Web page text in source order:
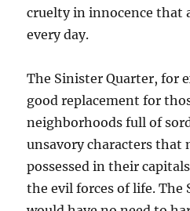
cruelty in innocence that
every day.
The Sinister Quarter, for
good replacement for
neighborhoods full of
unsavory characters that
possessed in their
the evil forces of life. The